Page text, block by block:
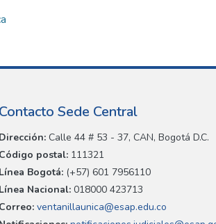
Contacto Sede Central
Dirección: Calle 44 # 53 - 37, CAN, Bogotá D.C.
Código postal: 111321
Línea Bogotá: (+57) 601 7956110
Línea Nacional: 018000 423713
Correo: ventanillaunica@esap.edu.co